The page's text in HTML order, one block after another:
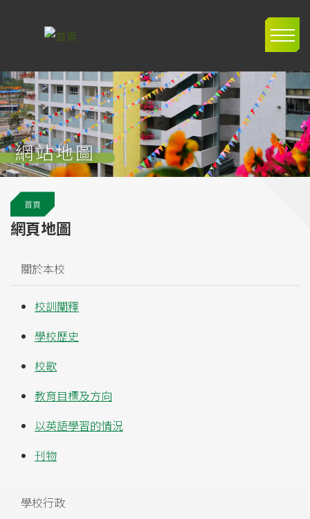
網站地圖
導
航
結
首頁
網頁地圖
關於本校
校訓闡釋
學校歷史
校歌
教育目標及方向
以英語學習的情況
刊物
學校行政